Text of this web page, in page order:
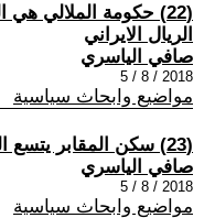
(22) حكومة الملالي هي
الريال الايراني
صافي الياسري
2018 / 8 / 5
مواضيع وابحاث سياسية
(23) سكن المقابر يتسع الى اماكن اخرى
صافي الياسري
2018 / 8 / 5
مواضيع وابحاث سياسية